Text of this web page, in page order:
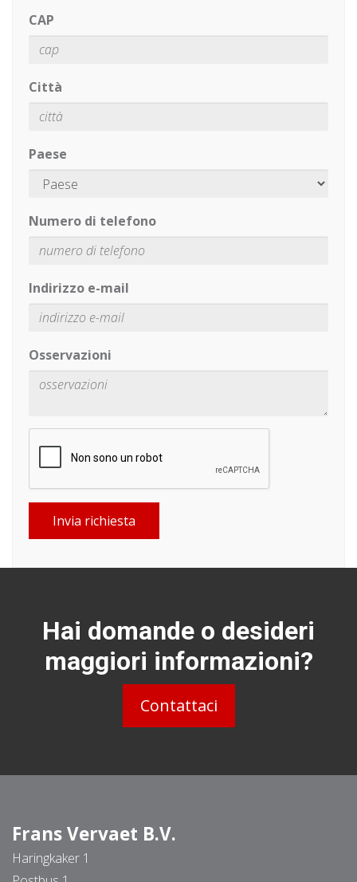
CAP
Città
Paese
Numero di telefono
Indirizzo e-mail
Osservazioni
Invia richiesta
Hai domande o desideri
maggiori informazioni?
Contattaci
Frans Vervaet B.V.
Haringkaker 1